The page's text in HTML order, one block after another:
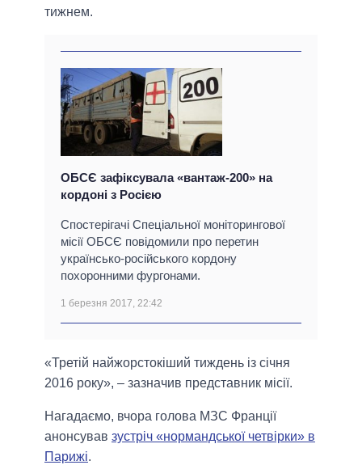
тижнем.
ОБСЄ зафіксувала «вантаж-200» на
кордоні з Росією
Спостерігачі Спеціальної моніторингової
місії ОБСЄ повідомили про перетин
українсько-російського кордону
похоронними фургонами.
1 березня 2017, 22:42
«Третій найжорстокіший тиждень із січня
2016 року», – зазначив представник місії.
Нагадаємо, вчора голова МЗС Франції
анонсував зустріч «нормандської четвірки» в
Парижі.